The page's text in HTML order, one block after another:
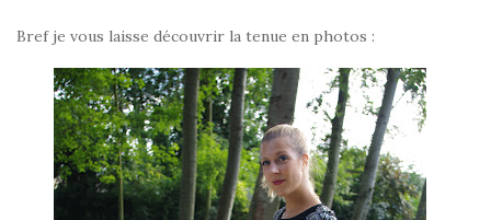
Bref je vous laisse découvrir la tenue en photos :